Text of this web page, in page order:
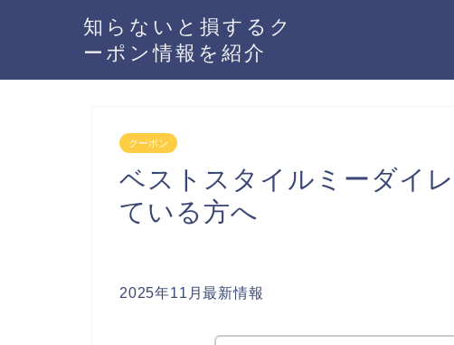
知らないと損するク
ーポン情報を紹介
クーポン
ベストスタイルミーダイ
ている方へ
2025年11月最新情報